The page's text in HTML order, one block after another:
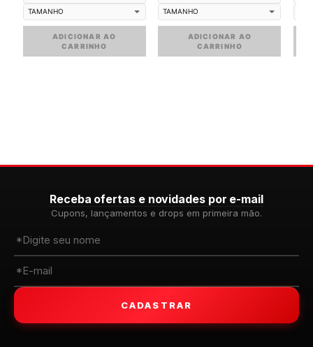
ADICIONAR AO
CARRINHO
ADICIONAR AO
CARRINHO
Receba ofertas e novidades por e-mail
Cupons, lançamentos e drops em primeira mão.
CADASTRAR